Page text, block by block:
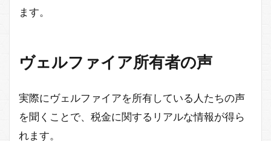
ます。
ヴェルファイア所有者の声
実際にヴェルファイアを所有している人たちの声
を聞くことで、税金に関するリアルな情報が得ら
れます。